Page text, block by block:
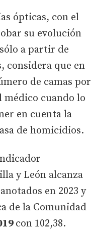
ópticas, con el
su evolución
a partir de
considera que en
de camas por
médico cuando lo
en cuenta la
de homicidios.
y León alcanza
en 2023 y
de la Comunidad
con 102,38.